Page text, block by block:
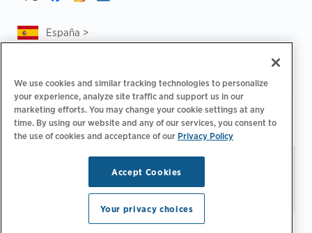
España >
Política de privacidad | Tus opciones de privacidad
Aviso legal | Estado de cuenta de accesibilidad |
Código de
conducta para proveedores
| Información sobre EPR
Administrar preferencias
de correo electrónico
Inc. Todos los derechos
reservados.
We use cookies and similar tracking technologies to personalize
your experience, analyze site traffic and support us in our
marketing efforts. You may change your cookie settings at any
time. By using our website and any of our services, you consent to
the use of cookies and acceptance of our Privacy Policy
Accept Cookies
Your privacy choices